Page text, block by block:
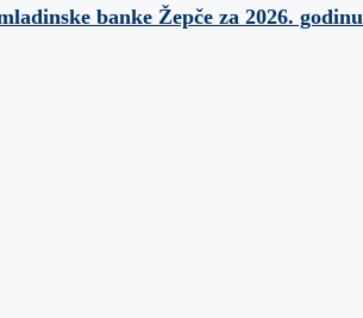
banke Žepče za 2026. godinu